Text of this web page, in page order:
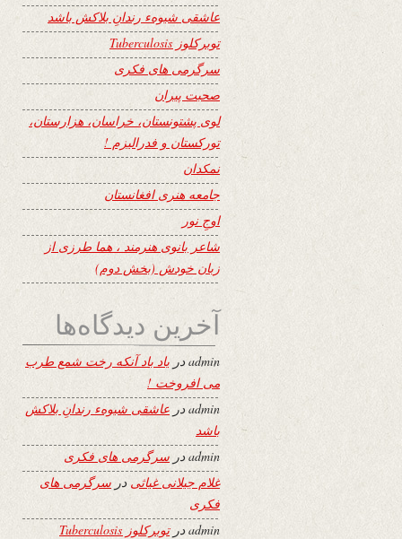
عاشقی شیوهء رندانِ بلاکش باشد
توبرکلوز Tuberculosis
سرگرمی های فکری
صحبت پیران
لوی پشتونستان، خراسان، هزارستان،
تورکستان و فدرالیزم !
نمکدان
جامعه هنری افغانستان
اوجِ نور
شاعر بانوی هنرمند ، هما طرزی از
زبان خودش (بخش دوم)
آخرین دیدگاه‌ها
adminدر یاد باد آنکه رخت شمع طرب
می افروخت !
admin در عاشقی شیوهء رندانِ بلاکش
باشد
adminدر سرگرمی های فکری
غلام جیلانی غیاثی در سرگرمی های
فکری
adminدرتوبرکلوز Tuberculosis